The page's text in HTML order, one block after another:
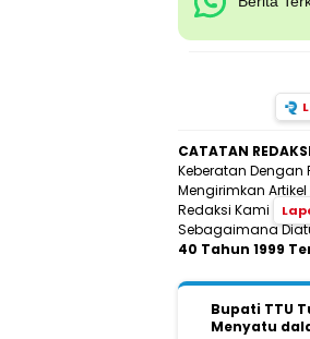
CATATAN
Keberatan Dengan
Mengirimkan
Redaksi Kami
Sebagaimana
40 Tahun 1999
Bupati TTU
Menyatu